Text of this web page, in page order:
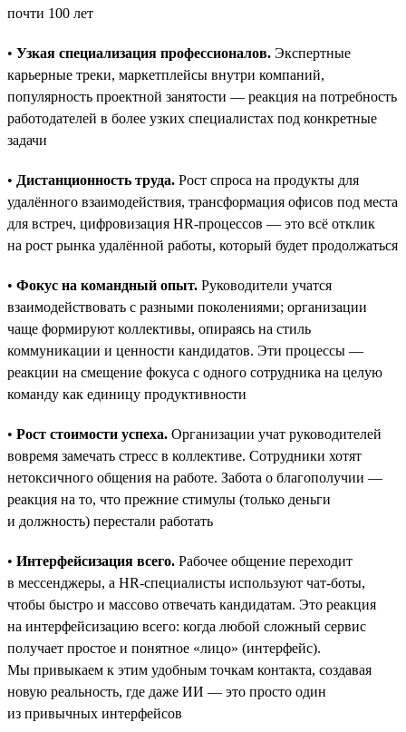
почти 100 лет
• Узкая специализация профессионалов. Экспертные
карьерные треки, маркетплейсы внутри компаний,
популярность проектной занятости — реакция на потребность
работодателей в более узких специалистах под конкретные
задачи
• Дистанционность труда. Рост спроса на продукты для
удалённого взаимодействия, трансформация офисов под места
для встреч, цифровизация HR-процессов — это всё отклик
на рост рынка удалённой работы, который будет продолжаться
• Фокус на командный опыт. Руководители учатся
взаимодействовать с разными поколениями; организации
чаще формируют коллективы, опираясь на стиль
коммуникации и ценности кандидатов. Эти процессы —
реакции на смещение фокуса с одного сотрудника на целую
команду как единицу продуктивности
• Рост стоимости успеха. Организации учат руководителей
вовремя замечать стресс в коллективе. Сотрудники хотят
нетоксичного общения на работе. Забота о благополучии —
реакция на то, что прежние стимулы (только деньги
и должность) перестали работать
• Интерфейсизация всего. Рабочее общение переходит
в мессенджеры, а HR-специалисты используют чат-боты,
чтобы быстро и массово отвечать кандидатам. Это реакция
на интерфейсизацию всего: когда любой сложный сервис
получает простое и понятное «лицо» (интерфейс).
Мы привыкаем к этим удобным точкам контакта, создавая
новую реальность, где даже ИИ — это просто один
из привычных интерфейсов